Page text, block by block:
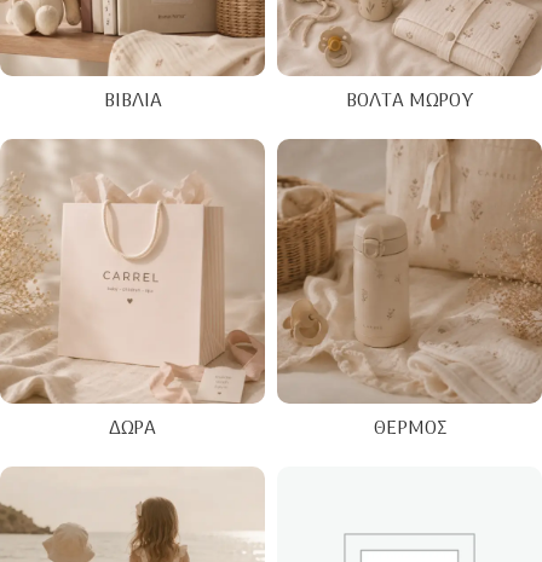
ΒΙΒΛΊΑ ΒΌΛΤΑ ΜΩΡΟΎ
ΔΏΡΑ ΘΕΡΜΌΣ